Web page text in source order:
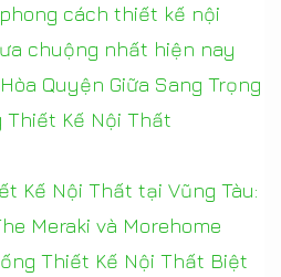
cách thiết kế nội
chuộng nhất hiện nay
Quyện Giữa Sang Trọng
Thiết Kế Nội Thất
Kế Nội Thất tại Vũng Tàu:
Meraki và Morehome
Thiết Kế Nội Thất Biệt